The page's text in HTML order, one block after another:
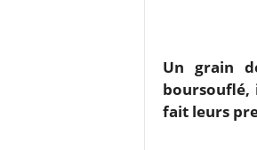
Un grain
boursouflé,
fait leurs